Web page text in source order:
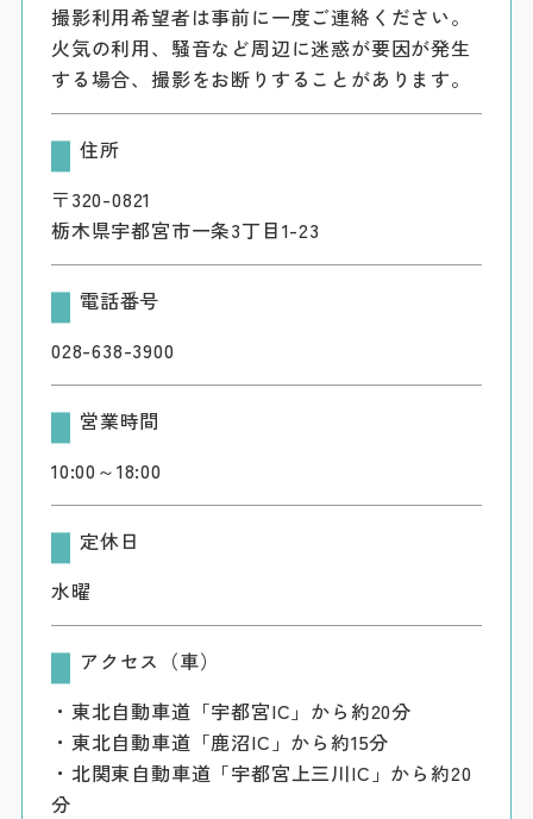
撮影利用希望者は事前に一度ご連絡ください。
火気の利用、騒音など周辺に迷惑が要因が発生
する場合、撮影をお断りすることがあります。
住所
〒320-0821
栃木県宇都宮市一条3丁目1-23
電話番号
028-638-3900
営業時間
10:00～18:00
定休日
水曜
アクセス（車）
・東北自動車道「宇都宮IC」から約20分
・東北自動車道「鹿沼IC」から約15分
・北関東自動車道「宇都宮上三川IC」から約20
分